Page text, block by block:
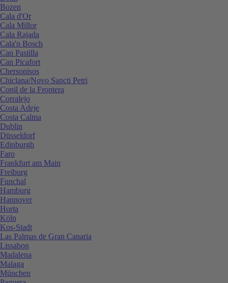
Bozen
Cala d'Or
Cala Millor
Cala Rajada
Cala'n Bosch
Can Pastilla
Can Picafort
Chersonisos
Chiclana/Novo Sancti Petri
Conil de la Frontera
Corralejo
Costa Adeje
Costa Calma
Dublin
Düsseldorf
Edinburgh
Faro
Frankfurt am Main
Freiburg
Funchal
Hamburg
Hannover
Horta
Köln
Kos-Stadt
Las Palmas de Gran Canaria
Lissabon
Madalena
Malaga
München